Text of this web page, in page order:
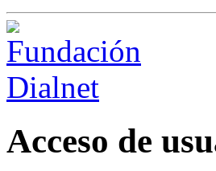
Acceso de